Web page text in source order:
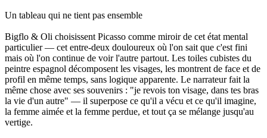
Un tableau qui ne tient pas ensemble
Bigflo & Oli choisissent Picasso comme miroir de cet état mental
particulier — cet entre-deux douloureux où l'on sait que c'est fini
mais où l'on continue de voir l'autre partout. Les toiles cubistes du
peintre espagnol décomposent les visages, les montrent de face et de
profil en même temps, sans logique apparente. Le narrateur fait la
même chose avec ses souvenirs : "je revois ton visage, dans tes bras
la vie d'un autre" — il superpose ce qu'il a vécu et ce qu'il imagine,
la femme aimée et la femme perdue, et tout ça se mélange jusqu'au
vertige.